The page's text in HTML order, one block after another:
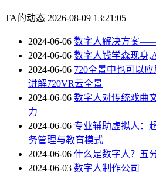
TA的动态 2026-08-09 13:21:05
2024-06-06 数字人解决方案
2024-06-06 数字人钱学森现身
2024-06-06 720全景中也可以
讲解720VR云全景
2024-06-06 数字人对传统戏
力
2024-06-06 专业辅助虚拟人：
务管理与教育模式
2024-06-06 什么是数字人？五
2024-06-03 数字人制作公司